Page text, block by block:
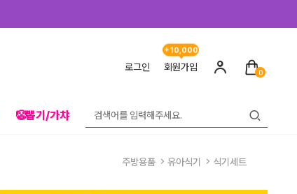
로그인 회원가입
+10,000
0
🤡뽑기/가챠
주방용품 유아식기 식기세트